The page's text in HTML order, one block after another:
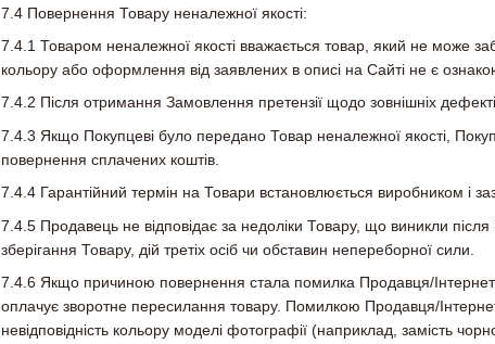
7.4 Повернення Товару неналежної якості:
7.4.1 Товаром неналежної якості вважається товар, який не може
кольору або оформлення від заявлених в описі на Сайті не є
7.4.2 Після отримання Замовлення претензії щодо зовнішніх
7.4.3 Якщо Покупцеві було передано Товар неналежної якості,
повернення сплачених коштів.
7.4.4 Гарантійний термін на Товари встановлюється виробником і
7.4.5 Продавець не відповідає за недоліки Товару, що виникли
зберігання Товару, дій третіх осіб чи обставин непереборної сили.
7.4.6 Якщо причиною повернення стала помилка Продавця/
оплачує зворотне пересилання товару. Помилкою Продавця/
невідповідність кольору моделі фотографії (наприклад, замість